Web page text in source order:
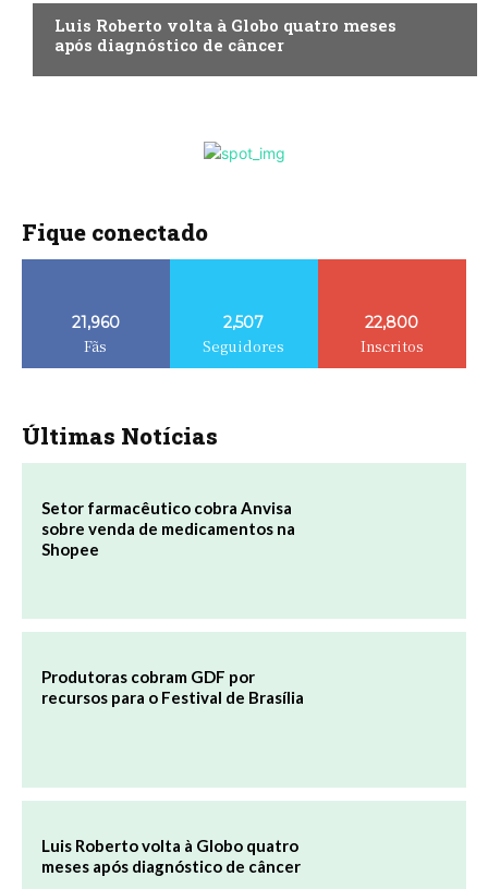
Luis Roberto volta à Globo quatro meses
após diagnóstico de câncer
Fique conectado
21,960
Fãs
2,507
Seguidores
22,800
Inscritos
Últimas Notícias
Setor farmacêutico cobra Anvisa
sobre venda de medicamentos na
Shopee
Produtoras cobram GDF por
recursos para o Festival de Brasília
Luis Roberto volta à Globo quatro
meses após diagnóstico de câncer